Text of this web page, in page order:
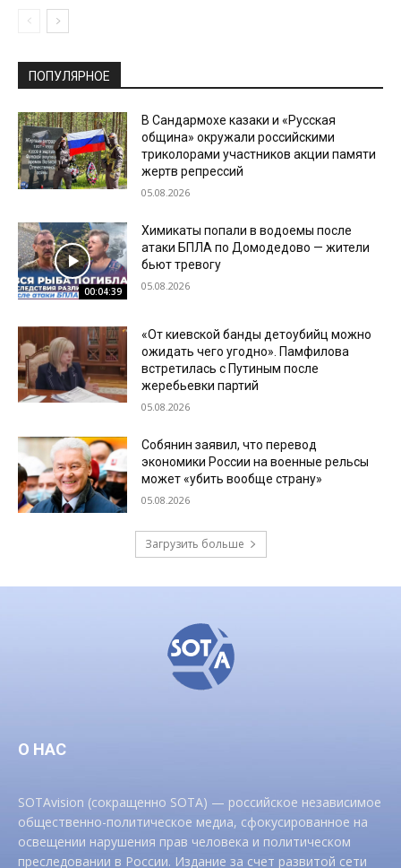
ПОПУЛЯРНОЕ
В Сандармохе казаки и «Русская
община» окружали российскими
триколорами участников акции памяти
жертв репрессий
05.08.2026
00:04:39
Химикаты попали в водоемы после
атаки БПЛА по Домодедово — жители
бьют тревогу
05.08.2026
«От киевской банды детоубийц можно
ожидать чего угодно». Памфилова
встретилась с Путиным после
жеребьевки партий
05.08.2026
Собянин заявил, что перевод
экономики России на военные рельсы
может «убить вообще страну»
05.08.2026
Загрузить больше
О НАС
SOTAvision (сокращенно SOTA) — российское независимое
общественно-политическое медиа, сфокусированное на
освещении нарушения прав человека и политическом
преследовании в России. Издание за счет развитой сети